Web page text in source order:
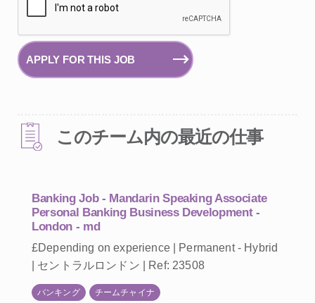
APPLY FOR THIS JOB
このチーム内の最近の仕事
Banking Job - Mandarin Speaking Associate
Personal Banking Business Development -
London - md
£Depending on experience | Permanent - Hybrid
| セントラルロンドン | Ref: 23508
バンキング チームチャイナ